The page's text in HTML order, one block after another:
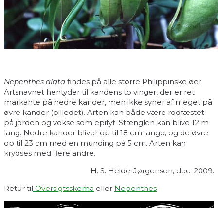
Nepenthes alata findes på alle større Philippinske øer.
Artsnavnet hentyder til kandens to vinger, der er ret
markante på nedre kander, men ikke syner af meget på
øvre kander (billedet). Arten kan både være rodfæstet
på jorden og vokse som epifyt. Stænglen kan blive 12 m
lang. Nedre kander bliver op til 18 cm lange, og de øvre
op til 23 cm med en munding på 5 cm. Arten kan
krydses med flere andre.
H. S. Heide-Jørgensen, dec. 2009.
Retur til Oversigtsskema eller Nepenthes